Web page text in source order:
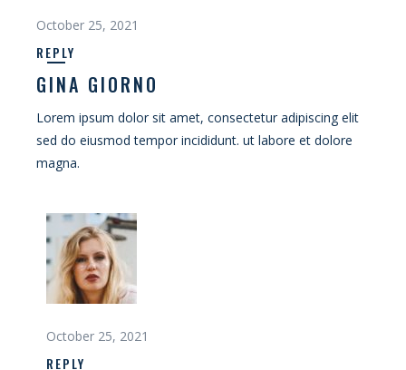
October 25, 2021
REPLY
GINA GIORNO
Lorem ipsum dolor sit amet, consectetur adipiscing elit
sed do eiusmod tempor incididunt. ut labore et dolore
magna.
October 25, 2021
REPLY